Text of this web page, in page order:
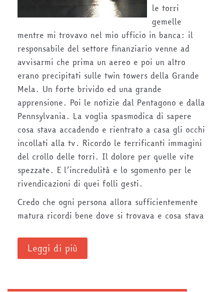
le torri
gemelle
mentre mi trovavo nel mio ufficio in banca: il
responsabile del settore finanziario venne ad
avvisarmi che prima un aereo e poi un altro
erano precipitati sulle twin towers della Grande
Mela. Un forte brivido ed una grande
apprensione. Poi le notizie dal Pentagono e dalla
Pennsylvania. La voglia spasmodica di sapere
cosa stava accadendo e rientrato a casa gli occhi
incollati alla tv. Ricordo le terrificanti immagini
del crollo delle torri. Il dolore per quelle vite
spezzate. E l’incredulità e lo sgomento per le
rivendicazioni di quei folli gesti.
Credo che ogni persona allora sufficientemente
matura ricordi bene dove si trovava e cosa stava
Leggi di più